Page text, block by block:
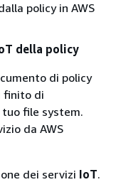
policy in AWS
della policy
di policy
finito di
file system.
da AWS
dei servizi IoT.